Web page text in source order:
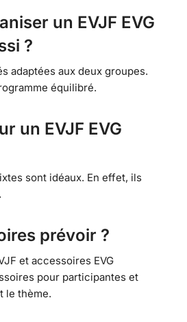
un EVJF EVG
?
adaptées aux deux groupes.
équilibré.
un EVJF EVG
sont idéaux. En effet, ils
prévoir ?
et accessoires EVG
pour participantes et
le thème.